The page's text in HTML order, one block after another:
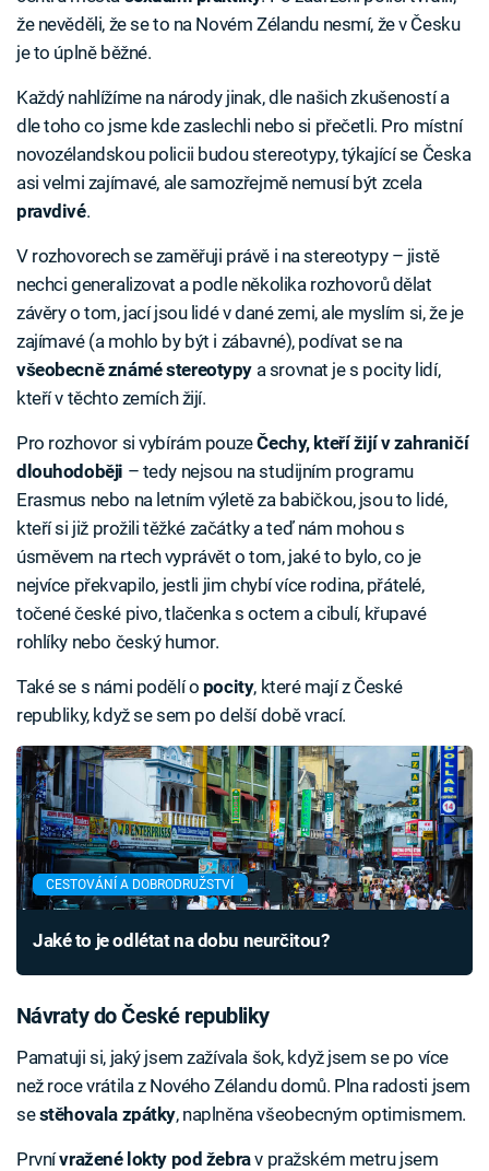
že nevěděli, že se to na Novém Zélandu nesmí, že v Česku
je to úplně běžné.
Každý nahlížíme na národy jinak, dle našich zkušeností a
dle toho co jsme kde zaslechli nebo si přečetli. Pro místní
novozélandskou policii budou stereotypy, týkající se Česka
asi velmi zajímavé, ale samozřejmě nemusí být zcela
pravdivé.
V rozhovorech se zaměřuji právě i na stereotypy – jistě
nechci generalizovat a podle několika rozhovorů dělat
závěry o tom, jací jsou lidé v dané zemi, ale myslím si, že je
zajímavé (a mohlo by být i zábavné), podívat se na
všeobecně známé stereotypy a srovnat je s pocity lidí,
kteří v těchto zemích žijí.
Pro rozhovor si vybírám pouzeČechy, kteří žijí v zahraničí
dlouhodoběji – tedy nejsou na studijním programu
Erasmus nebo na letním výletě za babičkou, jsou to lidé,
kteří si již prožili těžké začátky a teď nám mohou s
úsměvem na rtech vyprávět o tom, jaké to bylo, co je
nejvíce překvapilo, jestli jim chybí více rodina, přátelé,
točené české pivo, tlačenka s octem a cibulí, křupavé
rohlíky nebo český humor.
Také se s námi podělí o pocity, které mají z České
republiky, když se sem po delší době vrací.
CESTOVÁNÍ A DOBRODRUŽSTVÍ
Jaké to je odlétat na dobu neurčitou?
Návraty do České republiky
Pamatuji si, jaký jsem zažívala šok, když jsem se po více
než roce vrátila z Nového Zélandu domů. Plna radosti jsem
sestěhovala zpátky, naplněna všeobecným optimismem.
Prvnívražené lokty pod žebrav pražském metru jsem